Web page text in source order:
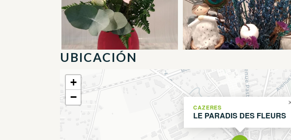
UBICACIÓN
CAZERES
LE PARADIS DES FLEURS
+
−